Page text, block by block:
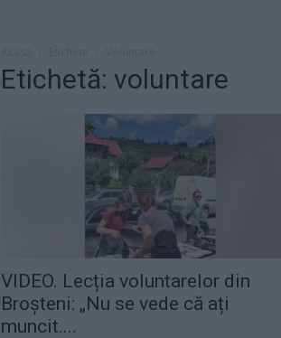
Etichetă: voluntare
VIDEO. Lecția voluntarelor din
Broșteni: „Nu se vede că ați
muncit....